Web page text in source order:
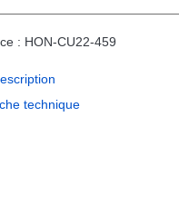
: HON-CU22-459
technique